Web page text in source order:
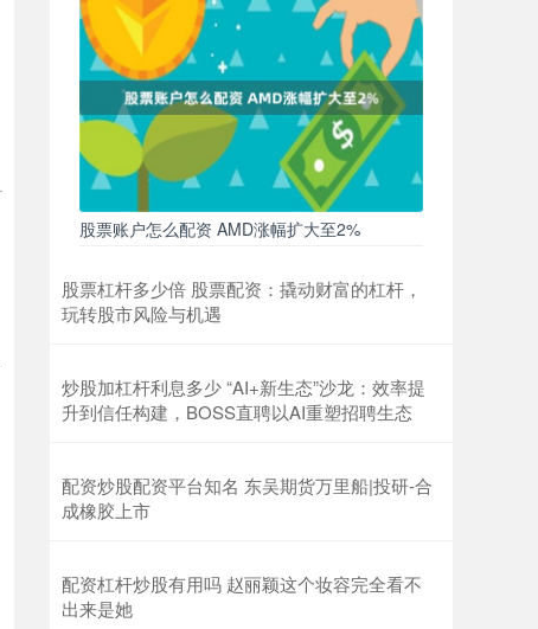
股票账户怎么配资 AMD涨幅扩大至2%
股票杠杆多少倍 股票配资：撬动财富的杠杆，
玩转股市风险与机遇
炒股加杠杆利息多少 “AI+新生态”沙龙：效率提
升到信任构建，BOSS直聘以AI重塑招聘生态
配资炒股配资平台知名 东吴期货万里船|投研-合
成橡胶上市
配资杠杆炒股有用吗 赵丽颖这个妆容完全看不
出来是她 ​​​